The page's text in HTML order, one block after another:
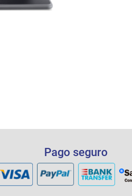
Pago seguro